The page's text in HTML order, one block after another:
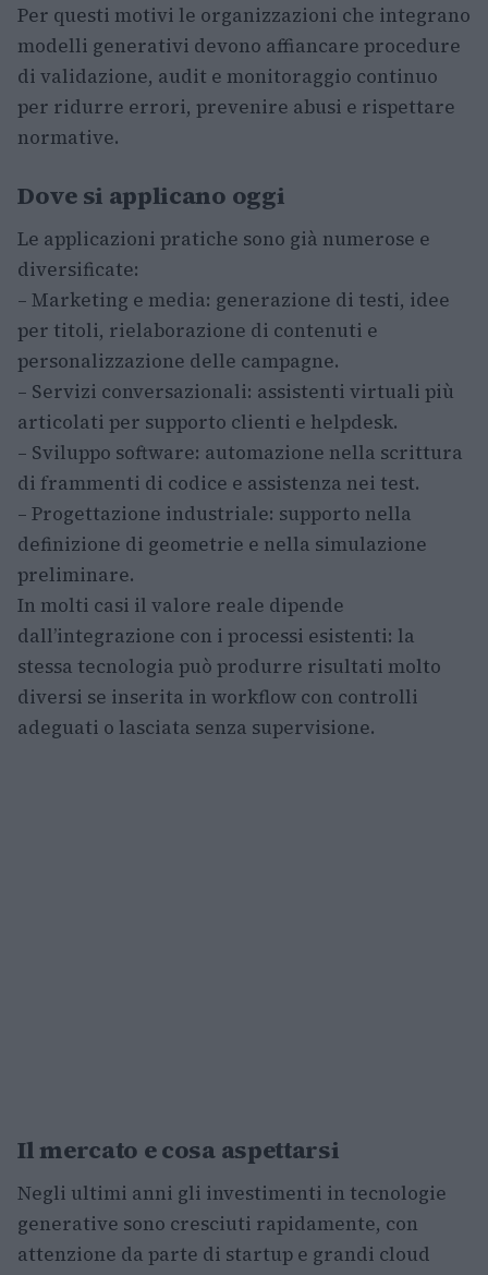
Per questi motivi le organizzazioni che integrano
modelli generativi devono affiancare procedure
di validazione, audit e monitoraggio continuo
per ridurre errori, prevenire abusi e rispettare
normative.
Dove si applicano oggi
Le applicazioni pratiche sono già numerose e
diversificate:
– Marketing e media: generazione di testi, idee
per titoli, rielaborazione di contenuti e
personalizzazione delle campagne.
– Servizi conversazionali: assistenti virtuali più
articolati per supporto clienti e helpdesk.
– Sviluppo software: automazione nella scrittura
di frammenti di codice e assistenza nei test.
– Progettazione industriale: supporto nella
definizione di geometrie e nella simulazione
preliminare.
In molti casi il valore reale dipende
dall’integrazione con i processi esistenti: la
stessa tecnologia può produrre risultati molto
diversi se inserita in workflow con controlli
adeguati o lasciata senza supervisione.
Il mercato e cosa aspettarsi
Negli ultimi anni gli investimenti in tecnologie
generative sono cresciuti rapidamente, con
attenzione da parte di startup e grandi cloud